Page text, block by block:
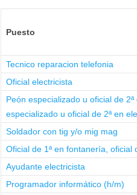
Puesto
Tecnico reparacion telefonia
Oficial electricista
Peón especializado u oficial de
especializado u oficial de 2ª en
Soldador con tig y/o mig mag
Oficial de 1ª en fontanería, oficial
Ayudante electricista
Programador informático (h/m)